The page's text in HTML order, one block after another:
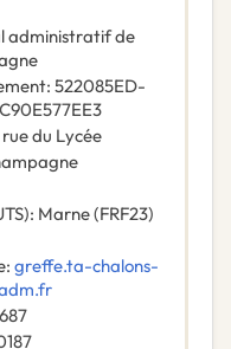
administratif de
: 522085ED-
du Lycée
: Marne(FRF23)
: greffe.ta-chalons-